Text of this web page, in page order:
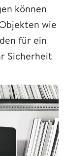
können
wie
für ein
Sicherheit